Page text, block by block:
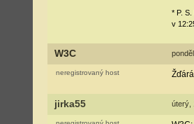
* P.
v
W3C
neregistrovaný host
jirka55 úterý,